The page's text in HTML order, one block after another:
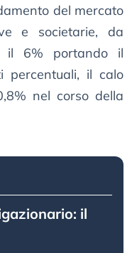
del mercato
e societarie, da
il 6% portando il
percentuali, il calo
nel corso della
il